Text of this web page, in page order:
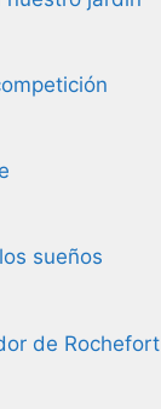
sueños
de Rochefort